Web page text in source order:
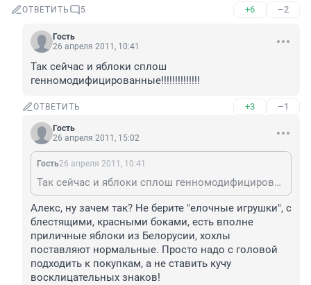
ОТВЕТИТЬ 5 +6 –2
Гость
26 апреля 2011, 10:41
Так сейчас и яблоки сплош
генномодифицированные!!!!!!!!!!!!!!
ОТВЕТИТЬ +3 –1
Гость
26 апреля 2011, 15:02
Гость26 апреля 2011, 10:41
Так сейчас и яблоки сплош генномодифицированные!!!!!!!!!!!!!!
Алекс, ну зачем так? Не берите "елочные игрушки", с
блестящими, красными боками, есть вполне
приличные яблоки из Белорусии, хохлы
поставляют нормальные. Просто надо с головой
подходить к покупкам, а не ставить кучу
восклицательных знаков!